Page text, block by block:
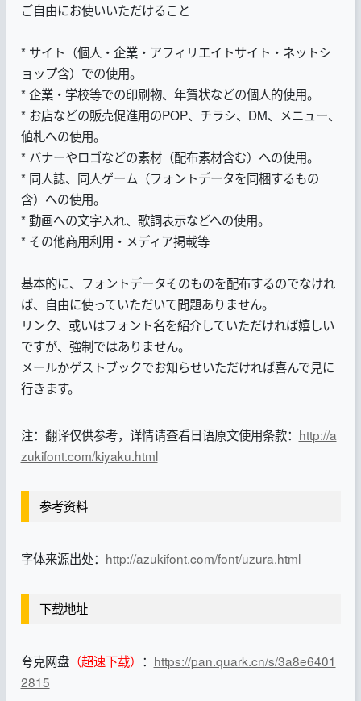
ご自由にお使いいただけること
* サイト（個人・企業・アフィリエイトサイト・ネットシ
ョップ含）での使用。
* 企業・学校等での印刷物、年賀状などの個人的使用。
* お店などの販売促進用のPOP、チラシ、DM、メニュー、
値札への使用。
* バナーやロゴなどの素材（配布素材含む）への使用。
* 同人誌、同人ゲーム（フォントデータを同梱するもの
含）への使用。
* 動画への文字入れ、歌詞表示などへの使用。
* その他商用利用・メディア掲載等
基本的に、フォントデータそのものを配布するのでなけれ
ば、自由に使っていただいて問題ありません。
リンク、或いはフォント名を紹介していただければ嬉しい
ですが、強制ではありません。
メールかゲストブックでお知らせいただければ喜んで見に
行きます。
注：翻译仅供参考，详情请查看日语原文使用条款： http://a
zukifont.com/kiyaku.html
参考资料
字体来源出处： http://azukifont.com/font/uzura.html
下载地址
夸克网盘（超速下载） ： https://pan.quark.cn/s/3a8e6401
2815